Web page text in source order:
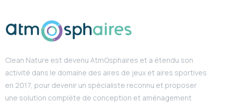
Clean Nature est devenu AtmOsphaires et a étendu son
activité dans le domaine des aires de jeux et aires sportives
en 2017, pour devenir un spécialiste reconnu et proposer
une solution complète de conception et aménagement